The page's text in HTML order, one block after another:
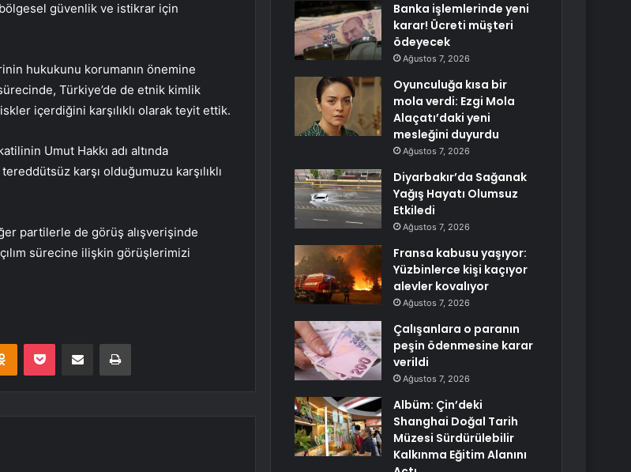
güvenlik ve istikrar için
hukukunu korumanın önemine
Türkiye’de de etnik kimlik
içerdiğini karşılıklı olarak teyit ettik.
Umut Hakkı adı altında
karşı olduğumuzu karşılıklı
partilerle de görüş alışverişinde
sürecine ilişkin görüşlerimizi
Odnoklassniki
Pocket E-Posta ile paylaş Yazdır
Banka işlemlerinde yeni
karar! Ücreti müşteri
ödeyecek
Ağustos 7, 2026
Oyunculuğa kısa bir
mola verdi: Ezgi Mola
Alaçatı’daki yeni
mesleğini duyurdu
Ağustos 7, 2026
Diyarbakır’da Sağanak
Yağış Hayatı Olumsuz
Etkiledi
Ağustos 7, 2026
Fransa kabusu yaşıyor:
Yüzbinlerce kişi kaçıyor
alevler kovalıyor
Ağustos 7, 2026
Çalışanlara o paranın
peşin ödenmesine karar
verildi
Ağustos 7, 2026
Albüm: Çin’deki
Shanghai Doğal Tarih
Müzesi Sürdürülebilir
Kalkınma Eğitim Alanını